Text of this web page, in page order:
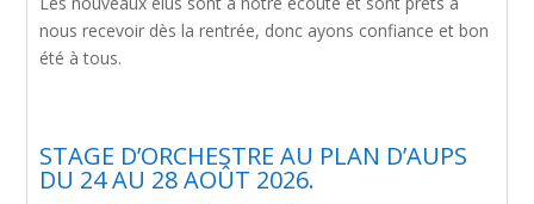
nous recevoir dès la rentrée, donc ayons confiance et bon
été à tous.
STAGE D’ORCHESTRE AU PLAN D’AUPS
DU 24 AU 28 AOÛT 2026.